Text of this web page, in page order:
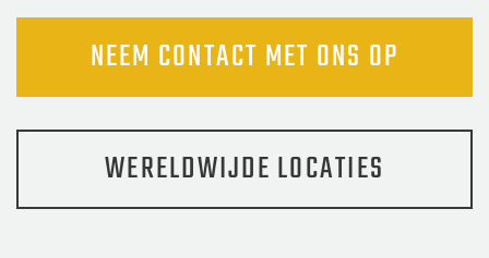
NEEM CONTACT MET ONS OP
WERELDWIJDE LOCATIES